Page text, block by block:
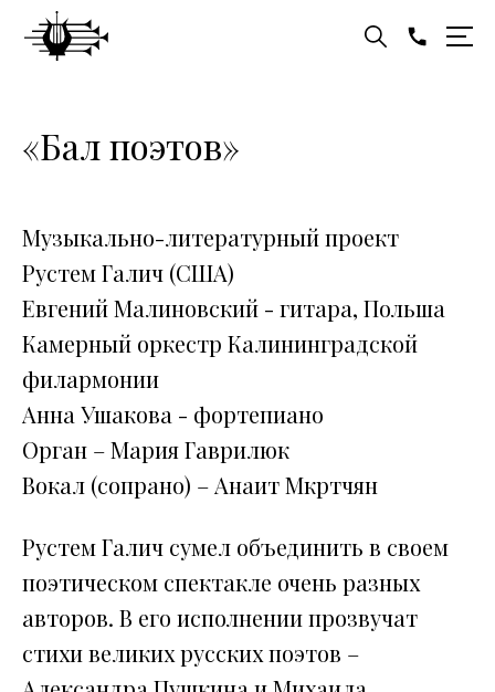
«Бал поэтов»
Музыкально-литературный проект
Рустем Галич (США)
Евгений Малиновский - гитара, Польша
Камерный оркестр Калининградской
филармонии
Анна Ушакова - фортепиано
Орган – Мария Гаврилюк
Вокал (сопрано) – Анаит Мкртчян
Рустем Галич сумел объединить в своем
поэтическом спектакле очень разных
авторов. В его исполнении прозвучат
стихи великих русских поэтов –